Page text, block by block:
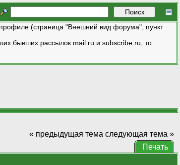
(страница "Внешний вид форума", пункт
бывших рассылок mail.ru и subscribe.ru, то
« предыдущая тема следующая тема »
Печать